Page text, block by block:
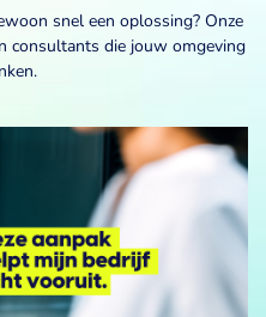
snel een oplossing? Onze
consultants die jouw omgeving